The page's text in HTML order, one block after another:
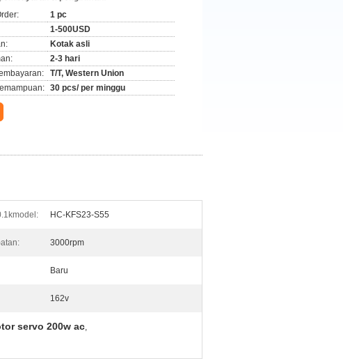
1 pc
1-500USD
Kotak asli
2-3 hari
T/T, Western Union
30 pcs/ per minggu
HC-KFS23-S55
3000rpm
Baru
162v
servo 200w ac,